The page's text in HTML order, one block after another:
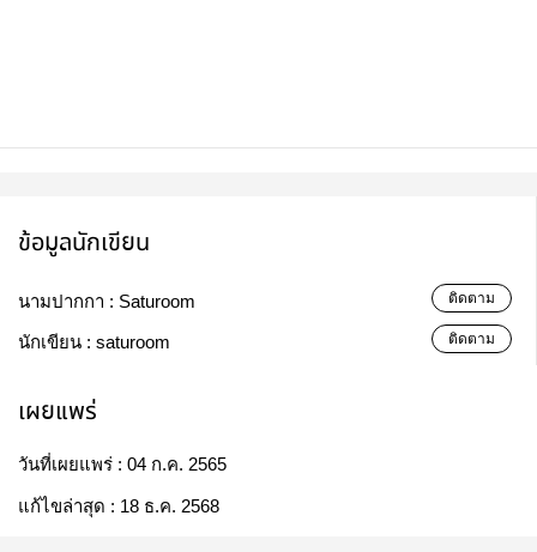
ข้อมูลนักเขียน
นามปากกา : Saturoom ติดตาม
นักเขียน : saturoom ติดตาม
เผยแพร่
วันที่เผยแพร่ : 04 ก.ค. 2565
แก้ไขล่าสุด : 18 ธ.ค. 2568